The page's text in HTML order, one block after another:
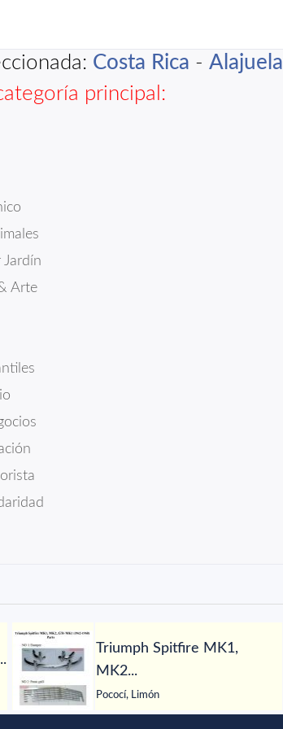
Costa Rica - Alajuela
principal:
Jardín
Arte
Triumph Spitfire MK1,
MK2...
Pococí, Limón